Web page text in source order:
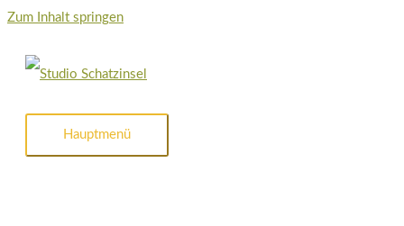
Zum Inhalt springen
Hauptmenü